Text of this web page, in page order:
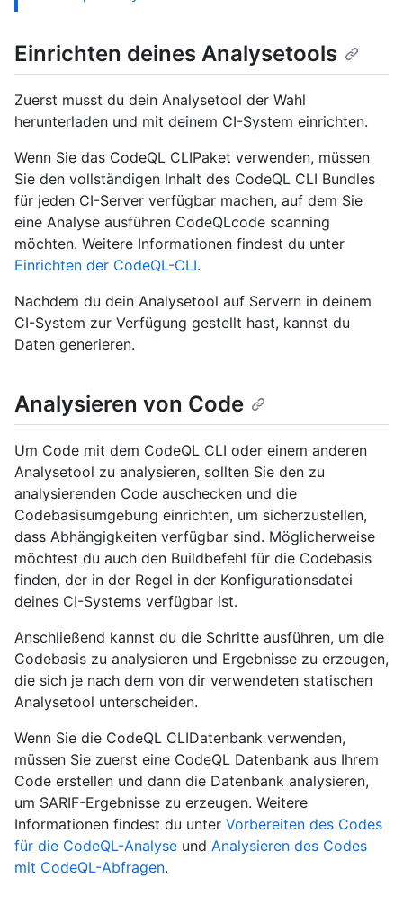
Einrichten deines Analysetools
Zuerst musst du dein Analysetool der Wahl
herunterladen und mit deinem CI-System einrichten.
Wenn Sie das CodeQL CLIPaket verwenden, müssen
Sie den vollständigen Inhalt des CodeQL CLI Bundles
für jeden CI-Server verfügbar machen, auf dem Sie
eine Analyse ausführen CodeQLcode scanning
möchten. Weitere Informationen findest du unter
Einrichten der CodeQL-CLI.
Nachdem du dein Analysetool auf Servern in deinem
CI-System zur Verfügung gestellt hast, kannst du
Daten generieren.
Analysieren von Code
Um Code mit dem CodeQL CLI oder einem anderen
Analysetool zu analysieren, sollten Sie den zu
analysierenden Code auschecken und die
Codebasisumgebung einrichten, um sicherzustellen,
dass Abhängigkeiten verfügbar sind. Möglicherweise
möchtest du auch den Buildbefehl für die Codebasis
finden, der in der Regel in der Konfigurationsdatei
deines CI-Systems verfügbar ist.
Anschließend kannst du die Schritte ausführen, um die
Codebasis zu analysieren und Ergebnisse zu erzeugen,
die sich je nach dem von dir verwendeten statischen
Analysetool unterscheiden.
Wenn Sie die CodeQL CLIDatenbank verwenden,
müssen Sie zuerst eine CodeQL Datenbank aus Ihrem
Code erstellen und dann die Datenbank analysieren,
um SARIF-Ergebnisse zu erzeugen. Weitere
Informationen findest du unter Vorbereiten des Codes
für die CodeQL-Analyse und Analysieren des Codes
mit CodeQL-Abfragen.